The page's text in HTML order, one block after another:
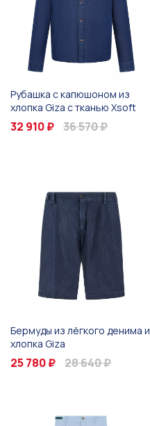
Рубашка с капюшоном из
хлопка Giza с тканью Xsoft
32 910 ₽ 36 570 ₽
Бермуды из лёгкого денима и
хлопка Giza
25 780 ₽ 28 640 ₽